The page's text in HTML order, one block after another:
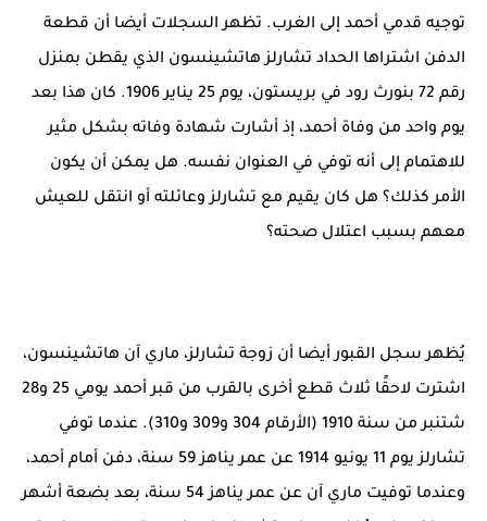
توجيه قدمي أحمد إلى الغرب. تظهر السجلات أيضا أن قطعة
الدفن اشتراها الحداد تشارلز هاتشينسون الذي يقطن بمنزل
رقم 72 بنورث رود في بريستون، يوم 25 يناير 1906. كان هذا بعد
يوم واحد من وفاة أحمد، إذ أشارت شهادة وفاته بشكل مثير
للاهتمام إلى أنه توفي في العنوان نفسه. هل يمكن أن يكون
الأمر كذلك؟ هل كان يقيم مع تشارلز وعائلته أو انتقل للعيش
معهم بسبب اعتلال صحته؟
يُظهر سجل القبور أيضا أن زوجة تشارلز، ماري آن هاتشينسون،
اشترت لاحقًا ثلاث قطع أخرى بالقرب من قبر أحمد يومي 25 و28
شتنبر من سنة 1910 (الأرقام 304 و309 و310). عندما توفي
تشارلز يوم 11 يونيو 1914 عن عمر يناهز 59 سنة، دفن أمام أحمد،
وعندما توفيت ماري آن عن عمر يناهز 54 سنة، بعد بضعة أشهر